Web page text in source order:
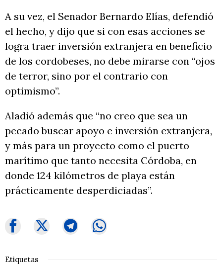
A su vez, el Senador Bernardo Elías, defendió
el hecho, y dijo que si con esas acciones se
logra traer inversión extranjera en beneficio
de los cordobeses, no debe mirarse con “ojos
de terror, sino por el contrario con
optimismo”.
Aladió además que “no creo que sea un
pecado buscar apoyo e inversión extranjera,
y más para un proyecto como el puerto
marítimo que tanto necesita Córdoba, en
donde 124 kilómetros de playa están
prácticamente desperdiciadas”.
Etiquetas